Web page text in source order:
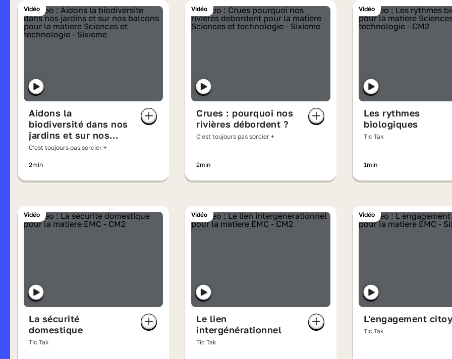
Vidéo
Aidons la
biodiversité dans nos
jardins et sur nos
balcons
C'est toujours pas sorcier +
2min
Vidéo
Crues : pourquoi nos
rivières débordent ?
C'est toujours pas sorcier +
2min
Vidéo
Les rythmes
biologiques
Tic Tak
1min
Vidéo
La sécurité
domestique
Tic Tak
Vidéo
Le lien
intergénérationnel
Tic Tak
Vidéo
L'engagement
Tic Tak